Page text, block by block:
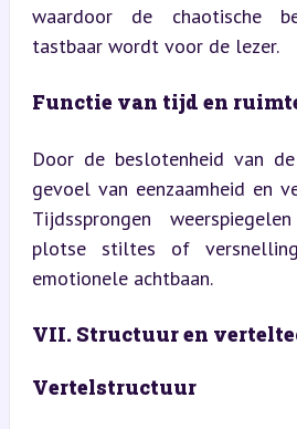
waardoor de chaotische
tastbaar wordt voor de lezer.
Functie van tijd en
Door de beslotenheid van
gevoel van eenzaamheid en
Tijdssprongen
plotse stiltes of
emotionele achtbaan.
VII. Structuur en
Vertelstructuur